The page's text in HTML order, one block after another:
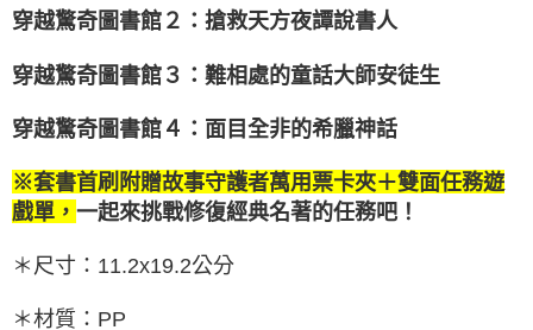
穿越驚奇圖書館２：搶救天方夜譚說書人
穿越驚奇圖書館３：難相處的童話大師安徒生
穿越驚奇圖書館４：面目全非的希臘神話
※套書首刷附贈故事守護者萬用票卡夾＋雙面任務遊
戲單， 一起來挑戰修復經典名著的任務吧！
＊尺寸：11.2x19.2公分
＊材質：PP